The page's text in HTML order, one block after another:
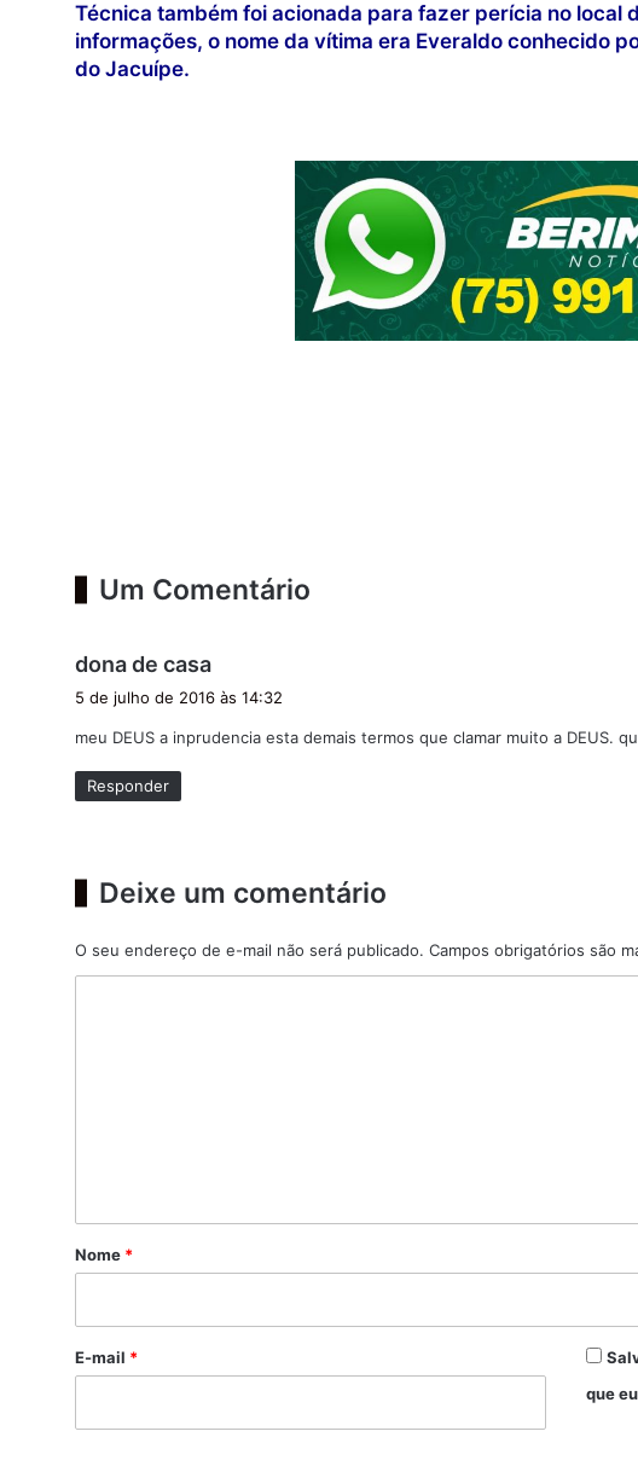
Técnica também foi acionada para fazer perícia no local
informações, o nome da vítima era Everaldo conhecido
do Jacuípe.
Um Comentário
dona de casa
s
5 de julho de 2016 às 14:32
meu DEUS a inprudencia esta demais termos que clamar muito a DEUS.
Responder
Deixe um comentário
O seu endereço de e-mail não será publicado. Campos obrigatórios são
r
*
Nome *
E-mail *
que